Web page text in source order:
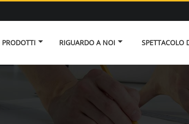
PRODOTTI RIGUARDO A NOI SPETTACOLO